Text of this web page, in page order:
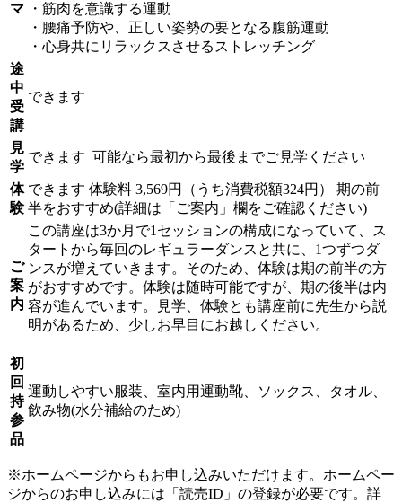
マ
・筋肉を意識する運動
・腰痛予防や、正しい姿勢の要となる腹筋運動
・心身共にリラックスさせるストレッチング
途
中
受
講
できます
見
学
できます 可能なら最初から最後までご見学ください
体
験
できます 体験料 3,569円（うち消費税額324円） 期の前
半をおすすめ(詳細は「ご案内」欄をご確認ください)
ご
案
内
この講座は3か月で1セッションの構成になっていて、ス
タートから毎回のレギュラーダンスと共に、1つずつダ
ンスが増えていきます。そのため、体験は期の前半の方
がおすすめです。体験は随時可能ですが、期の後半は内
容が進んでいます。見学、体験とも講座前に先生から説
明があるため、少しお早目にお越しください。
初
回
持
参
品
運動しやすい服装、室内用運動靴、ソックス、タオル、
飲み物(水分補給のため)
※ホームページからもお申し込みいただけます。ホームペー
ジからのお申し込みには「読売ID」の登録が必要です。詳